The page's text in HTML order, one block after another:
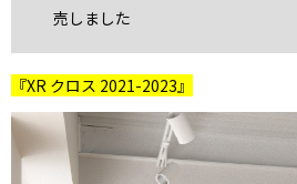
売しました
『XR クロス 2021-2023』